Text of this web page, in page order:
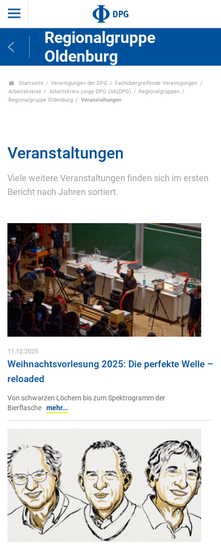
Regionalgruppe
Oldenburg
Startseite Vereinigungen der DPG
Fachübergreifende Vereinigungen
Arbeitskreise
Arbeitskreis junge DPG (AKjDPG)
Regionalgruppen
Regionalgruppe Oldenburg
Veranstaltungen
Veranstaltungen
Viele weitere Veranstaltungen finden sich im ersten
Bericht nach Jahren sortiert.
11.12.2025
Weihnachtsvorlesung 2025: Die perfekte Welle –
reloaded
Von schwarzen Löchern bis zum Spektrogramm der
Bierflasche mehr...